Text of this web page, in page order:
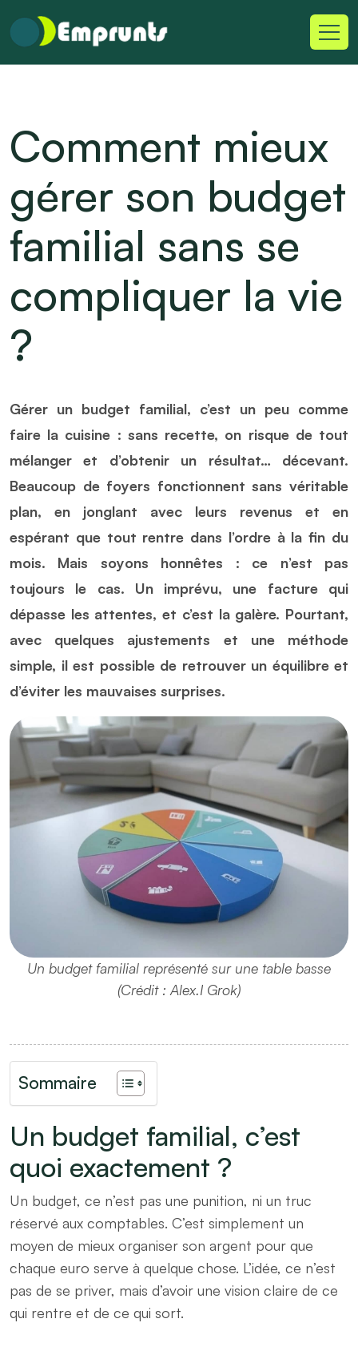
Comment mieux
gérer son budget
familial sans se
compliquer la vie
?
Gérer un budget familial, c’est un peu comme
faire la cuisine : sans recette, on risque de tout
mélanger et d’obtenir un résultat… décevant.
Beaucoup de foyers fonctionnent sans véritable
plan, en jonglant avec leurs revenus et en
espérant que tout rentre dans l’ordre à la fin du
mois. Mais soyons honnêtes : ce n’est pas
toujours le cas. Un imprévu, une facture qui
dépasse les attentes, et c’est la galère. Pourtant,
avec quelques ajustements et une méthode
simple, il est possible de retrouver un équilibre et
d’éviter les mauvaises surprises.
Un budget familial représenté sur une table basse
(Crédit : Alex.I Grok)
Sommaire
Un budget familial, c’est
quoi exactement ?
Un budget, ce n’est pas une punition, ni un truc
réservé aux comptables. C’est simplement un
moyen de mieux organiser son argent pour que
chaque euro serve à quelque chose. L’idée, ce n’est
pas de se priver, mais d’avoir une vision claire de ce
qui rentre et de ce qui sort.